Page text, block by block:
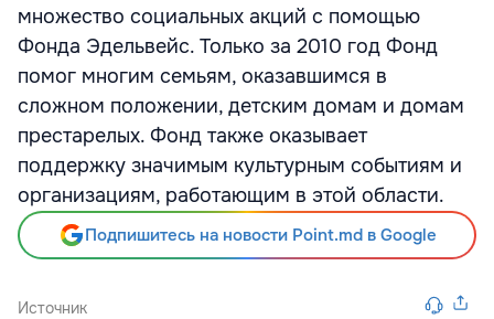
множество социальных акций с помощью
Фонда Эдельвейс. Только за 2010 год Фонд
помог многим семьям, оказавшимся в
сложном положении, детским домам и домам
престарелых. Фонд также оказывает
поддержку значимым культурным событиям и
организациям, работающим в этой области.
Подпишитесь на новости Point.md в Google
Источник